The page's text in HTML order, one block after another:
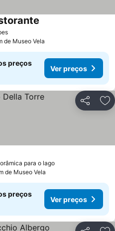
Ver preços
de Museo Vela
preços
Ver preços
Partilhar
para o lagoVer preços
de Museo Vela
preços
Ver preços